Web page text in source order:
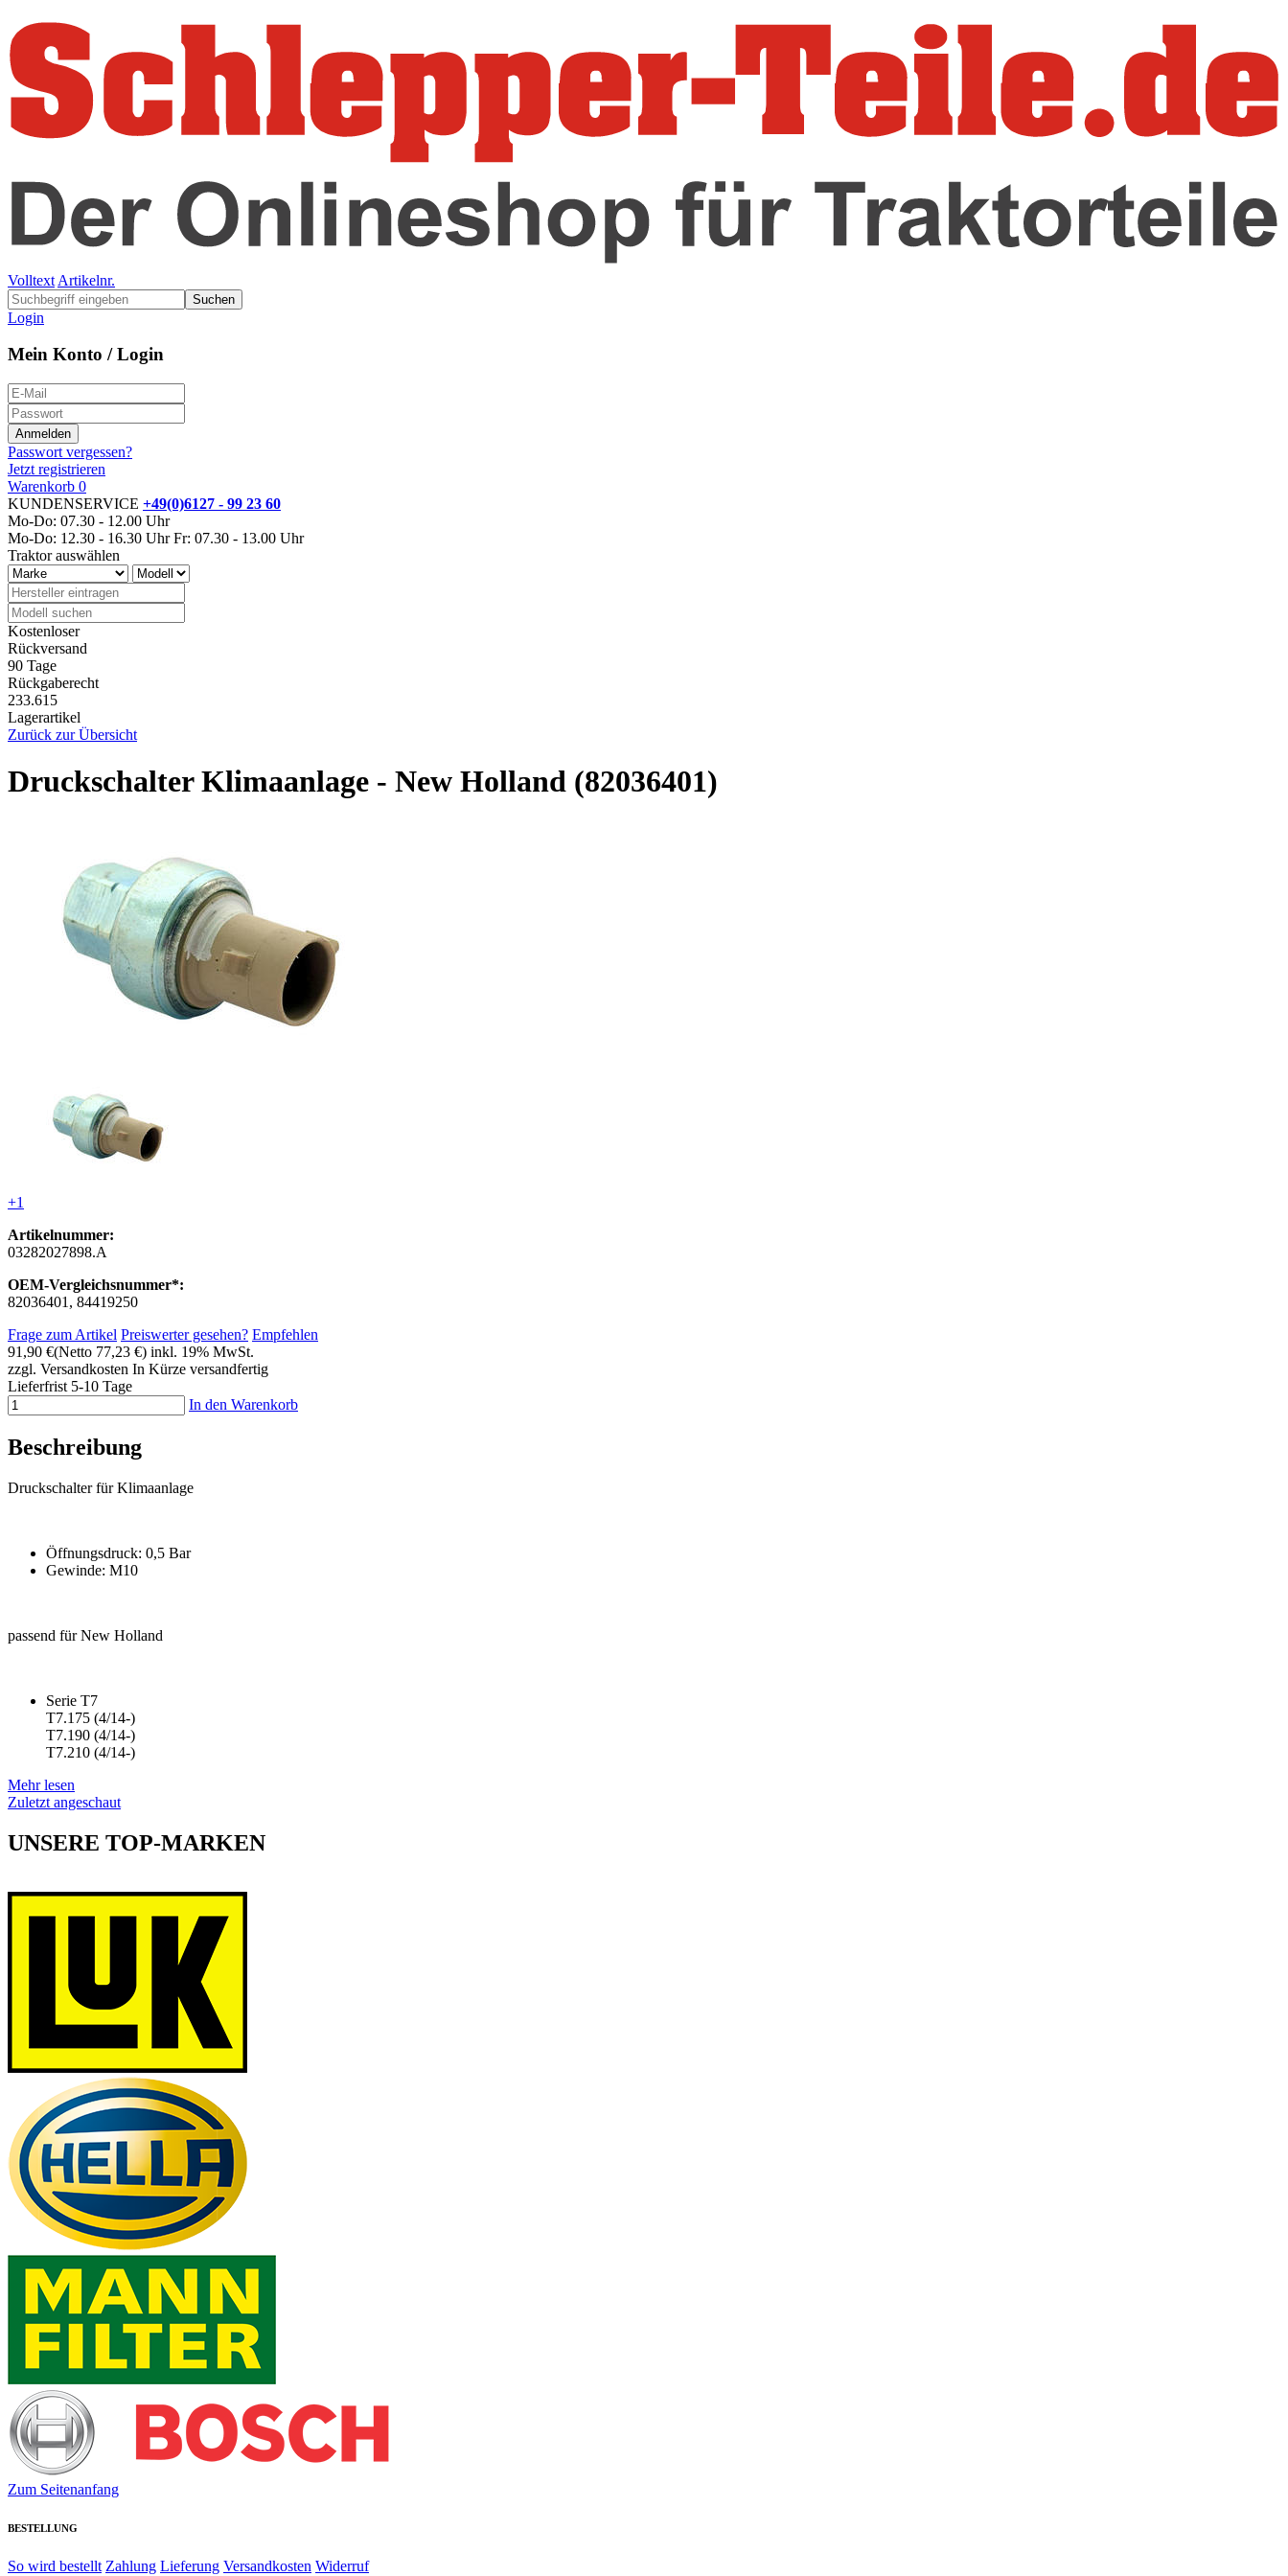
Volltext Artikelnr.
Suchen
Login
Mein Konto / Login
Passwort vergessen?
Jetzt registrieren
Warenkorb 0
KUNDENSERVICE +49(0)6127 - 99 23 60
Mo-Do: 07.30 - 12.00 Uhr
Mo-Do: 12.30 - 16.30 Uhr Fr: 07.30 - 13.00 Uhr
Traktor auswählen
Kostenloser
Rückversand
90 Tage
Rückgaberecht
233.615
Lagerartikel
Zurück zur Übersicht
Druckschalter Klimaanlage - New Holland (82036401)
+1
Artikelnummer:
03282027898.A
OEM-Vergleichsnummer*:
82036401, 84419250
Frage zum Artikel Preiswerter gesehen? Empfehlen
91,90 €(Netto 77,23 €) inkl. 19% MwSt.
zzgl. Versandkosten In Kürze versandfertig
Lieferfrist 5-10 Tage
In den Warenkorb
Beschreibung
Druckschalter für Klimaanlage
Öffnungsdruck: 0,5 Bar
Gewinde: M10
passend für New Holland
Serie T7
T7.175 (4/14-)
T7.190 (4/14-)
T7.210 (4/14-)
Mehr lesen
Zuletzt angeschaut
UNSERE TOP-MARKEN
Zum Seitenanfang
BESTELLUNG
So wird bestellt Zahlung Lieferung Versandkosten Widerruf